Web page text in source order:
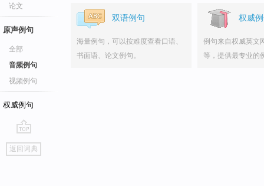
论文
原声例句
全部
音频例句
视频例句
权威例句
go
top
返回词典
双语例句
海量例句，可以按难度查看口语、
书面语、论文例句。
权威
例句来自权威英文
等，提供最专业的